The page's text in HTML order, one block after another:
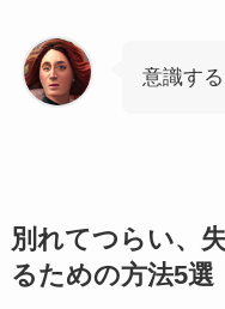
意識する
別れてつらい、
るための方法5選